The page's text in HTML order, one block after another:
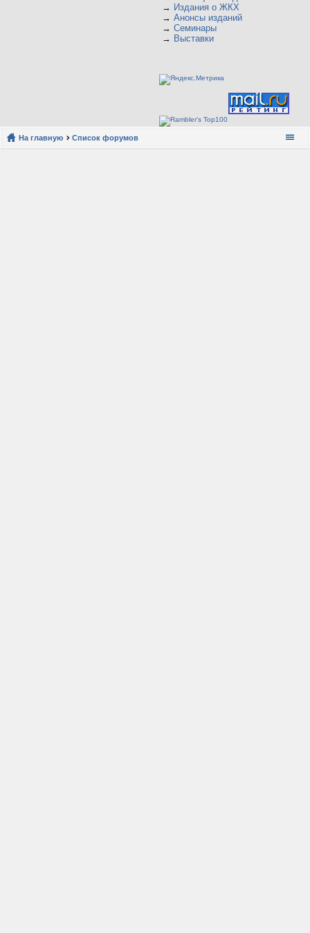
→ Издания о ЖКХ
→ Анонсы изданий
→ Семинары
→ Выставки
На главную Список форумов